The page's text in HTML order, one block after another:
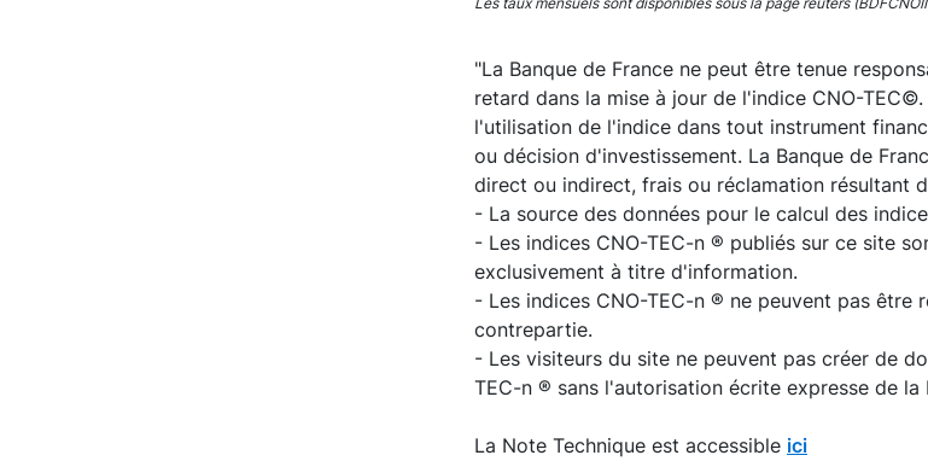
"La Banque de France ne peut être tenue
retard dans la mise à jour de l'indice CNO-
l'utilisation de l'indice dans tout instrument
ou décision d'investissement. La Banque de
direct ou indirect, frais ou réclamation résultant
- La source des données pour le calcul des
- Les indices CNO-TEC-n ® publiés sur ce site
exclusivement à titre d'information.
- Les indices CNO-TEC-n ® ne peuvent pas être
contrepartie.
- Les visiteurs du site ne peuvent pas créer de
TEC-n ® sans l'autorisation écrite expresse de la
La Note Technique est accessible ici